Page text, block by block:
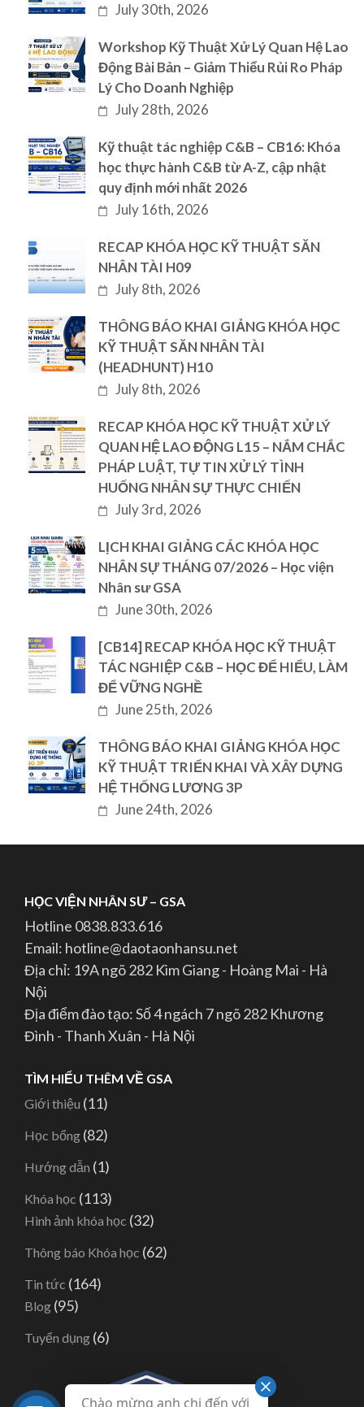
July 30th, 2026
Workshop Kỹ Thuật Xử Lý Quan Hệ Lao
Động Bài Bản – Giảm Thiểu Rủi Ro Pháp
Lý Cho Doanh Nghiệp
July 28th, 2026
Kỹ thuật tác nghiệp C&B – CB16: Khóa
học thực hành C&B từ A-Z, cập nhật
quy định mới nhất 2026
July 16th, 2026
RECAP KHÓA HỌC KỸ THUẬT SĂN
NHÂN TÀI H09
July 8th, 2026
THÔNG BÁO KHAI GIẢNG KHÓA HỌC
KỸ THUẬT SĂN NHÂN TÀI
(HEADHUNT) H10
July 8th, 2026
RECAP KHÓA HỌC KỸ THUẬT XỬ LÝ
QUAN HỆ LAO ĐỘNG L15 – NẮM CHẮC
PHÁP LUẬT, TỰ TIN XỬ LÝ TÌNH
HUỐNG NHÂN SỰ THỰC CHIẾN
July 3rd, 2026
LỊCH KHAI GIẢNG CÁC KHÓA HỌC
NHÂN SỰ THÁNG 07/2026 – Học viện
Nhân sư GSA
June 30th, 2026
[CB14] RECAP KHÓA HỌC KỸ THUẬT
TÁC NGHIỆP C&B – HỌC ĐỂ HIỂU, LÀM
ĐỂ VỮNG NGHỀ
June 25th, 2026
THÔNG BÁO KHAI GIẢNG KHÓA HỌC
KỸ THUẬT TRIỂN KHAI VÀ XÂY DỰNG
HỆ THỐNG LƯƠNG 3P
June 24th, 2026
HỌC VIỆN NHÂN SƯ – GSA
Hotline 0838.833.616
Email: hotline@daotaonhansu.net
Địa chỉ: 19A ngõ 282 Kim Giang - Hoàng Mai - Hà
Nội
Địa điểm đào tạo: Số 4 ngách 7 ngõ 282 Khương
Đình - Thanh Xuân - Hà Nội
TÌM HIỂU THÊM VỀ GSA
Giới thiệu (11)
Học bổng (82)
Hướng dẫn (1)
Khóa học (113)
Hình ảnh khóa học (32)
Thông báo Khóa học (62)
Tin tức (164)
Blog (95)
Tuyển dụng (6)
Chào mừng anh chị đến với